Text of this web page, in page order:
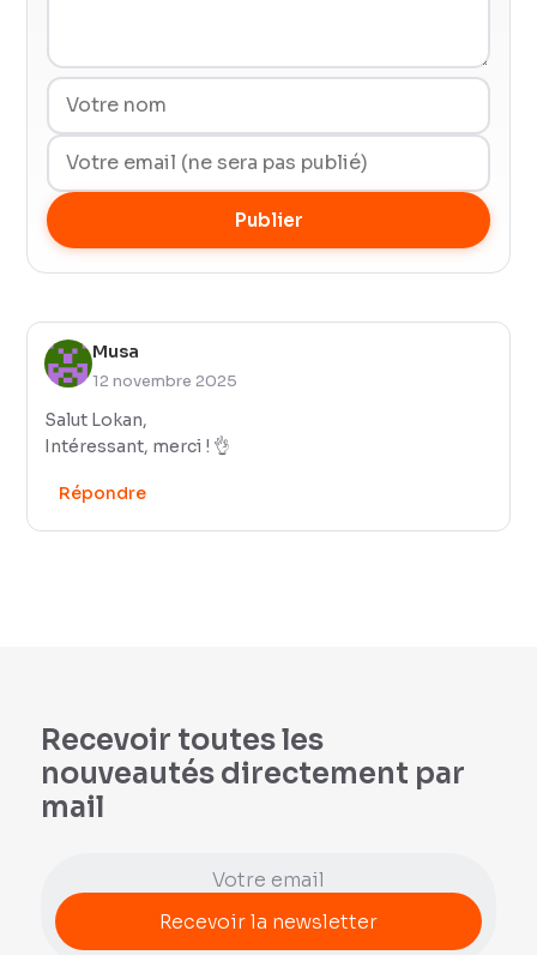
Publier
Musa
12 novembre 2025
Salut Lokan,
Intéressant, merci ! 👌
Répondre
Recevoir toutes les
nouveautés directement par
mail